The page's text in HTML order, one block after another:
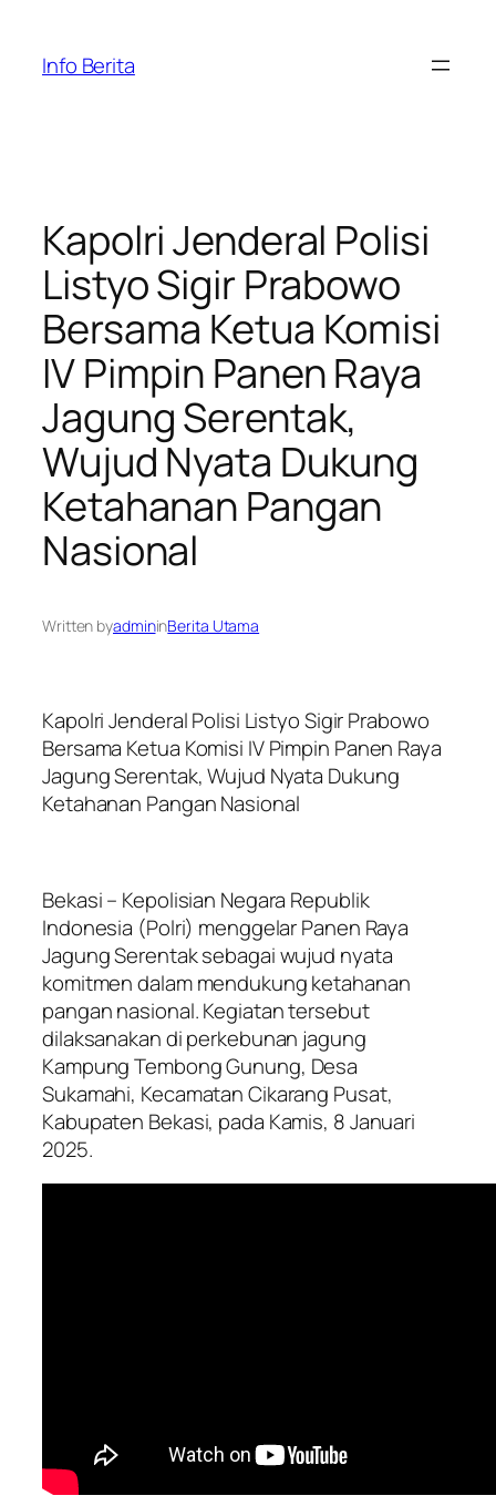
content
Info Berita
Kapolri Jenderal Polisi
Listyo Sigir Prabowo
Bersama Ketua Komisi
IV Pimpin Panen Raya
Jagung Serentak,
Wujud Nyata Dukung
Ketahanan Pangan
Nasional
Written byadmininBerita Utama
Kapolri Jenderal Polisi Listyo Sigir Prabowo
Bersama Ketua Komisi IV Pimpin Panen Raya
Jagung Serentak, Wujud Nyata Dukung
Ketahanan Pangan Nasional
Bekasi – Kepolisian Negara Republik
Indonesia (Polri) menggelar Panen Raya
Jagung Serentak sebagai wujud nyata
komitmen dalam mendukung ketahanan
pangan nasional. Kegiatan tersebut
dilaksanakan di perkebunan jagung
Kampung Tembong Gunung, Desa
Sukamahi, Kecamatan Cikarang Pusat,
Kabupaten Bekasi, pada Kamis, 8 Januari
2025.